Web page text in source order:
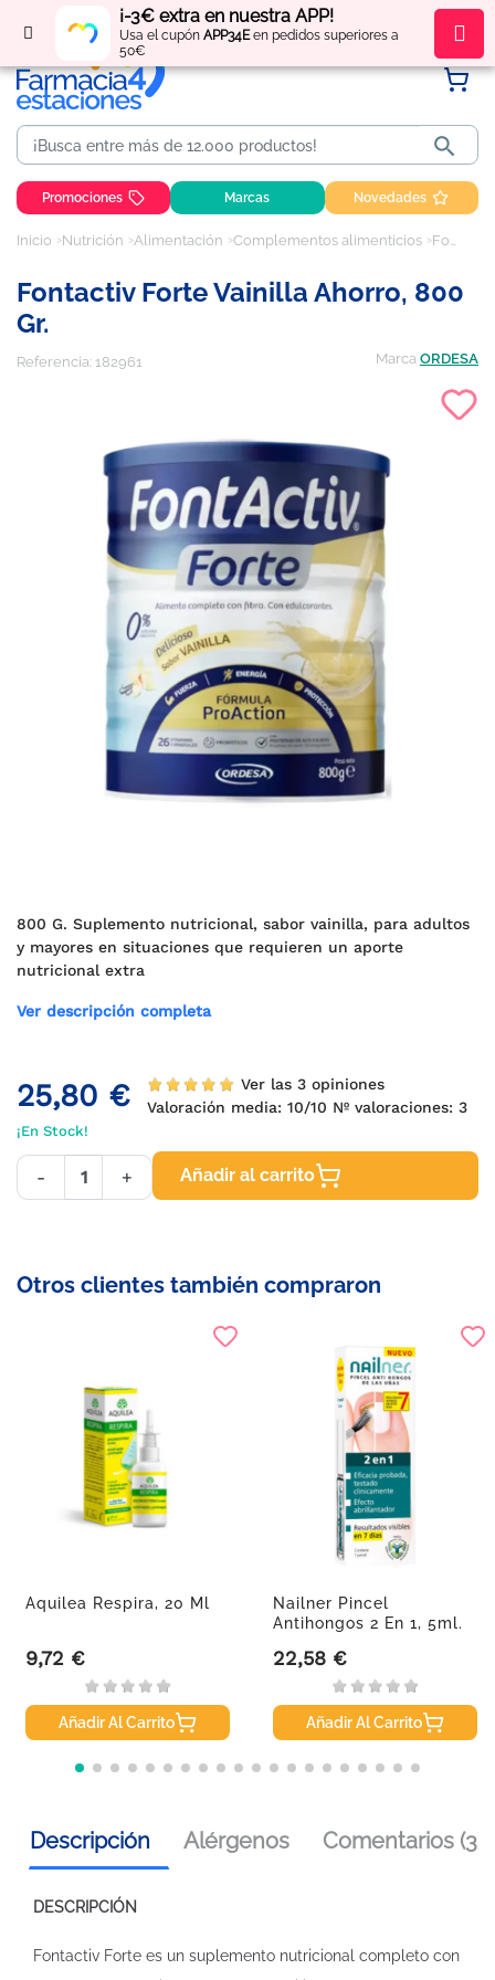
¡-3€ extra en nuestra APP!
Usa el cupón APP34Een pedidos superiores a
50€
Regístratey obténpuntos por tus compras

Promociones Marcas Novedades
Inicio Nutrición Alimentación Complementos alimenticios Fontactiv Forte Vainilla Ahorro, 800 gr.
Fontactiv Forte Vainilla Ahorro, 800
Gr.
Referencia: 182961 Marca ORDESA
800 G. Suplemento nutricional, sabor vainilla, para adultos
y mayores en situaciones que requieren un aporte
nutricional extra
Ver descripción completa
25,80 €
Ver las 3 opiniones
Valoración media:10/10 Nº valoraciones:3
¡En Stock!
- + Añadir al carrito
Otros clientes también compraron
Aquilea Respira, 20 Ml
Precio
9,72 €
Añadir Al Carrito
Nailner Pincel
Antihongos 2 En 1, 5ml.
Precio
22,58 €
Añadir Al Carrito
Descripción Alérgenos Comentarios (3)
DESCRIPCIÓN
Fontactiv Forte es un suplemento nutricional completo con